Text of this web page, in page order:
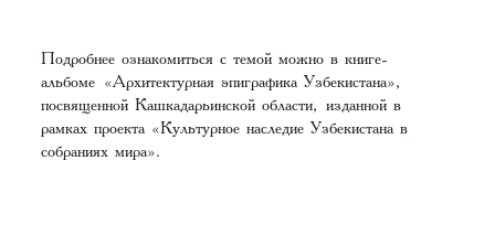
Подробнее ознакомиться с темой можно в книге-
альбоме «Архитектурная эпиграфика Узбекистана»,
посвященной Кашкадарьинской области, изданной в
рамках проекта «Культурное наследие Узбекистана в
собраниях мира».‌‌